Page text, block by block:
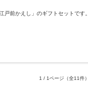
戸前かえし」のギフトセットです。
1 / 1ページ （全11件）